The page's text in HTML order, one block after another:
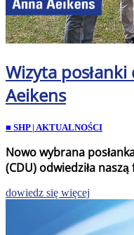
Wizyta
Aeikens
■ SHP | AKTUALNOŚCI
Nowo wybrana
(CDU) odwiedziła
dowiedz się więcej